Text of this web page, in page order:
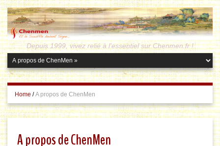
Depuis 1999, vivez relié à l'essentiel sur Chenmen.fr !
Home / A propos de ChenMen
A propos de ChenMen